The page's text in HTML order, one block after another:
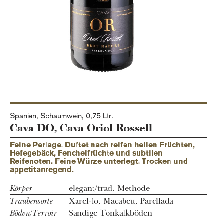
Spanien, Schaumwein, 0,75 Ltr.
Cava DO, Cava Oriol Rossell
Feine Perlage. Duftet nach reifen hellen Früchten,
Hefegebäck, Fenchelfrüchte und subtilen
Reifenoten. Feine Würze unterlegt. Trocken und
appetitanregend.
Körper
elegant/trad. Methode
Traubensorte
Xarel-lo, Macabeu, Parellada
Böden/Terroir
Sandige Tonkalkböden